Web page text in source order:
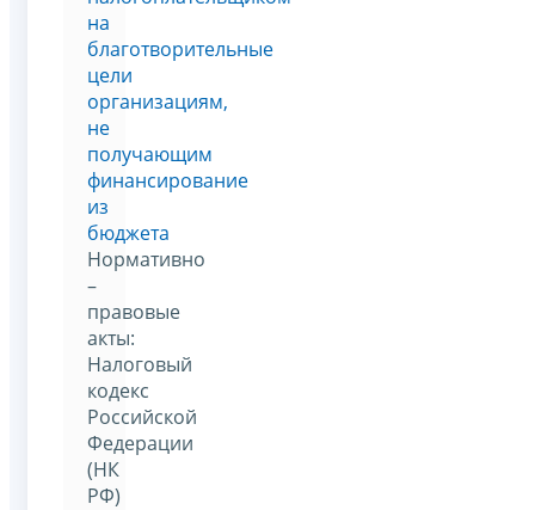
на
благотворительные
цели
организациям,
не
получающим
финансирование
из
бюджета
Нормативно
–
правовые
акты:
Налоговый
кодекс
Российской
Федерации
(НК
РФ)